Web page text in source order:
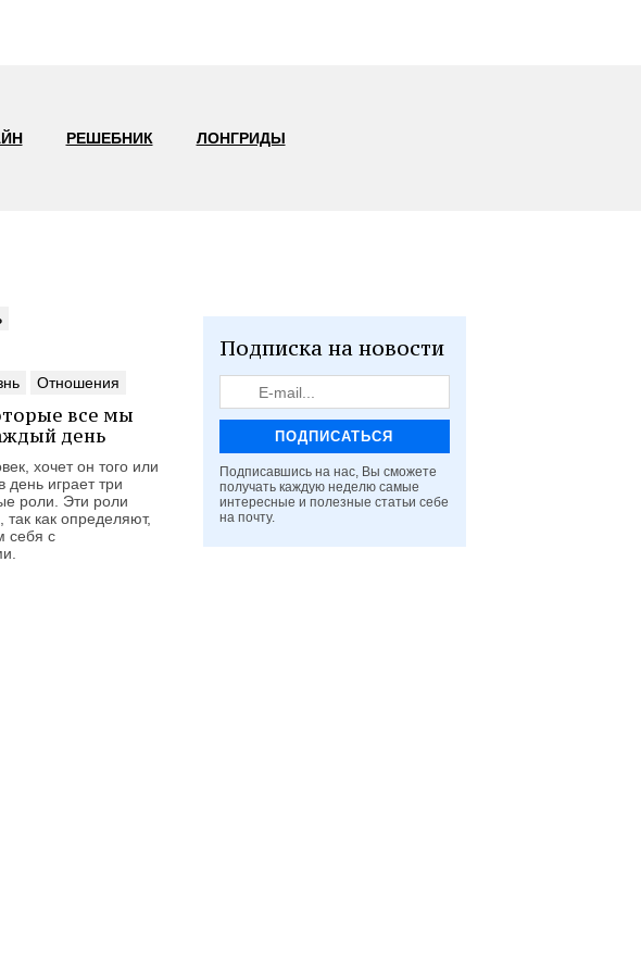
РЕШЕБНИК ЛОНГРИДЫ
Подписка на новости
Подписавшись на нас, Вы сможете
получать каждую неделю самые
интересные и полезные статьи себе
на почту.
Отношения
все мы
день
хочет он того или
день играет три
роли. Эти роли
как определяют,
себя с